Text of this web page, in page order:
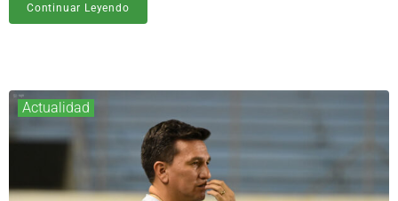
Continuar Leyendo
Actualidad